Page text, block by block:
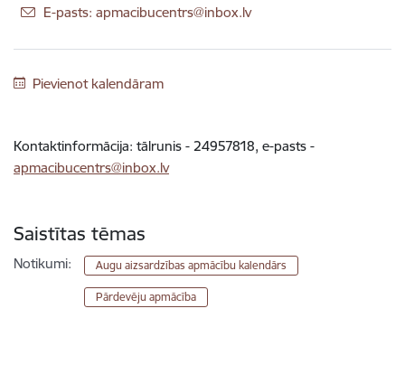
E-pasts: apmacibucentrs@inbox.lv
Pievienot kalendāram
Kontaktinformācija: tālrunis - 24957818, e-pasts -
apmacibucentrs@inbox.lv
Saistītas tēmas
Notikumi: Augu aizsardzības apmācību kalendārs
Pārdevēju apmācība